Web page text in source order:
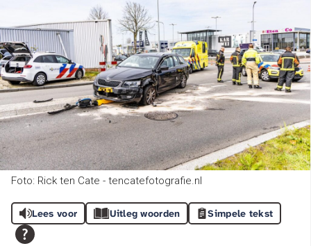
Foto: Rick ten Cate - tencatefotografie.nl
Lees voor Uitleg woorden Simpele tekst